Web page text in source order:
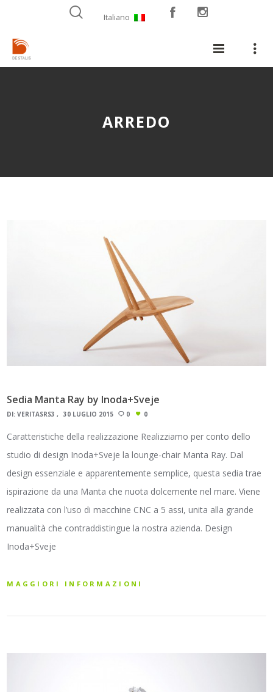
Italiano
ARREDO
Sedia Manta Ray by Inoda+Sveje
DI:VERITASRS3 30 LUGLIO 2015 0 0
Caratteristiche della realizzazione Realizziamo per conto dello
studio di design Inoda+Sveje la lounge-chair Manta Ray. Dal
design essenziale e apparentemente semplice, questa sedia trae
ispirazione da una Manta che nuota dolcemente nel mare. Viene
realizzata con l’uso di macchine CNC a 5 assi, unita alla grande
manualità che contraddistingue la nostra azienda. Design
Inoda+Sveje
MAGGIORI INFORMAZIONI